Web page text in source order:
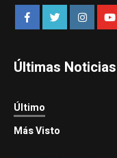
Últimas Noticias
Último
Más Visto